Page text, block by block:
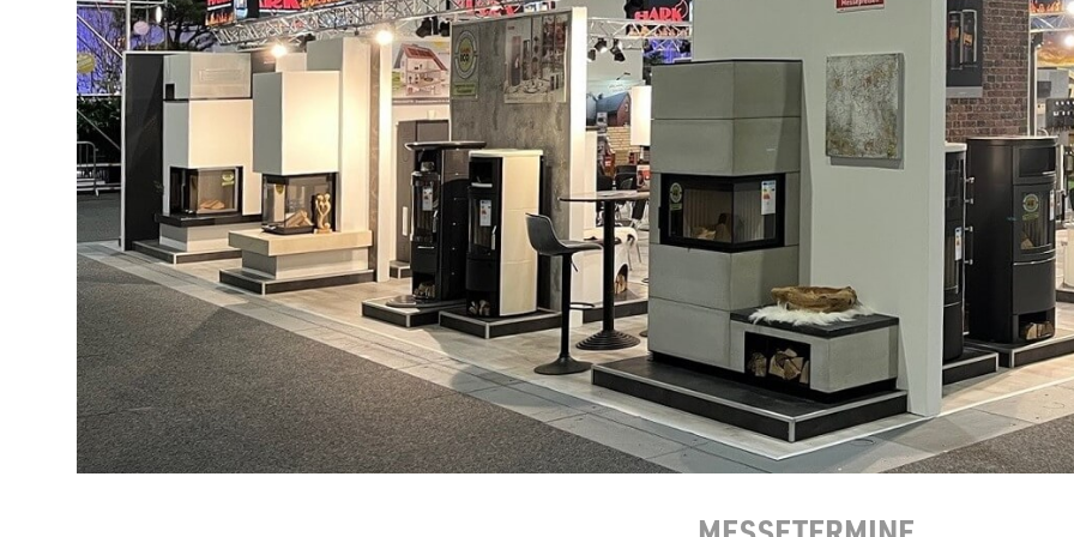
Kamin und Dunstabzugshaube
CO-Melder anbringen
Kamin und Rauchmelder
Pelletofen im Wohnzimmer
Alternativen zu Öl und Gas
Wärmepumpe mit Kamin
Holzvergaserkessel
Heizen mit Pellets
H bis N
O bis S
T bis Z